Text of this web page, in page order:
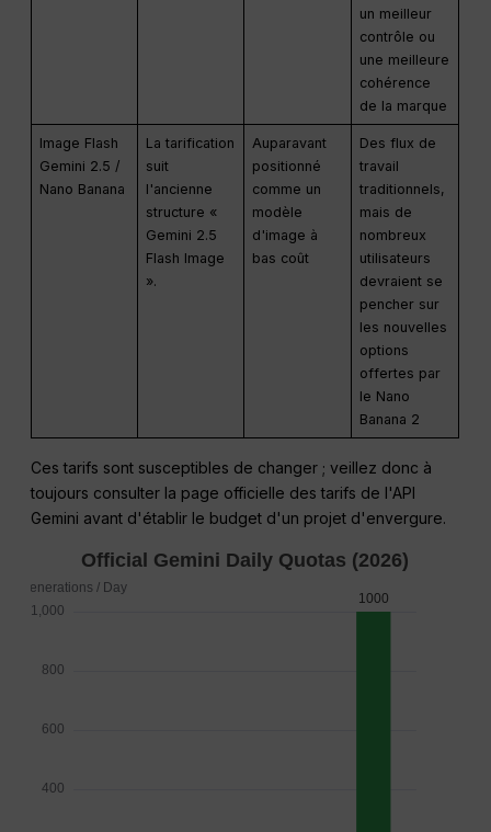
un meilleur
contrôle ou
une meilleure
cohérence
de la marque
Image Flash
Gemini 2.5 /
Nano Banana
La tarification
suit
l'ancienne
structure «
Gemini 2.5
Flash Image
».
Auparavant
positionné
comme un
modèle
d'image à
bas coût
Des flux de
travail
traditionnels,
mais de
nombreux
utilisateurs
devraient se
pencher sur
les nouvelles
options
offertes par
le Nano
Banana 2
Ces tarifs sont susceptibles de changer ; veillez donc à
toujours consulter la page officielle des tarifs de l'API
Gemini avant d'établir le budget d'un projet d'envergure.